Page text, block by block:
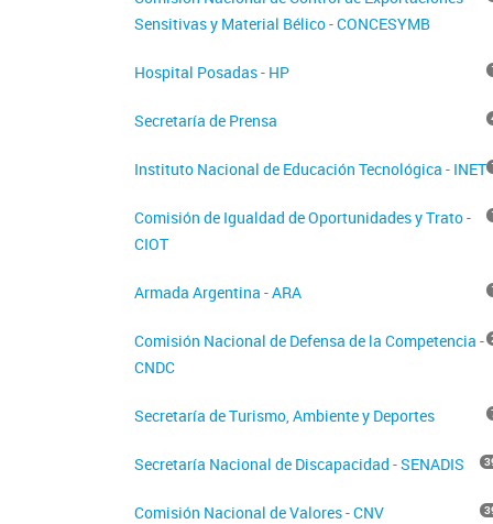
Sensitivas y Material Bélico - CONCESYMB
Hospital Posadas - HP
Secretaría de Prensa
Instituto Nacional de Educación Tecnológica - INET
Comisión de Igualdad de Oportunidades y Trato -
CIOT
Armada Argentina - ARA
Comisión Nacional de Defensa de la Competencia -
CNDC
Secretaría de Turismo, Ambiente y Deportes
Secretaría Nacional de Discapacidad - SENADIS
Comisión Nacional de Valores - CNV